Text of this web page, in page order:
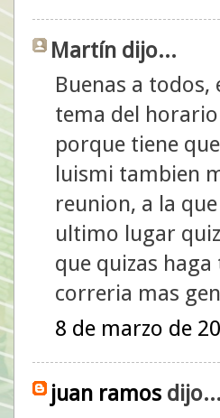
Martín dijo...
Buenas a
tema del
porque tiene
luismi tambien
reunion, a la
ultimo lugar
que quizas
correria mas
8 de marzo de
juan ramos dijo...